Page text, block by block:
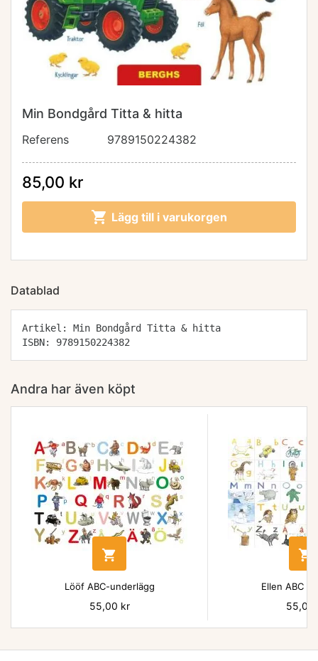
Min Bondgård Titta & hitta
Referens 9789150224382
85,00 kr
 Lägg till i varukorgen
Datablad
Artikel: Min Bondgård Titta & hitta
ISBN: 9789150224382
Andra har även köpt

Lööf ABC-underlägg
Pris
55,00 kr

Ellen ABC
Pris
55,00